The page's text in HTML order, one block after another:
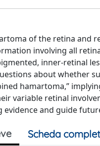
of the retina and
involving all
inner-retinal
about whether
hamartoma,”
variable retinal
evidence and guide
Scheda